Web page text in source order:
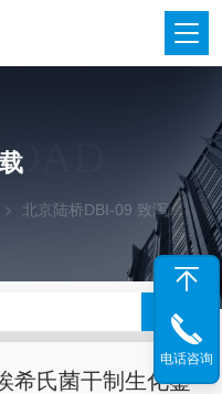
北京陆桥DBI-09 致泻大肠埃希氏菌干制生化鉴定试剂盒使用说明书
希氏菌干制生化鉴
电话咨询